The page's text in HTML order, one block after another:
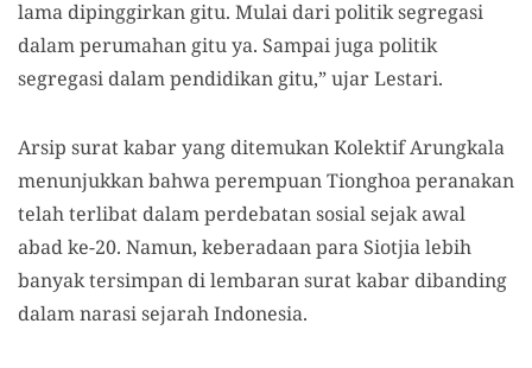
lama dipinggirkan gitu. Mulai dari politik segregasi
dalam perumahan gitu ya. Sampai juga politik
segregasi dalam pendidikan gitu,” ujar Lestari.
Arsip surat kabar yang ditemukan Kolektif Arungkala
menunjukkan bahwa perempuan Tionghoa peranakan
telah terlibat dalam perdebatan sosial sejak awal
abad ke-20. Namun, keberadaan para Siotjia lebih
banyak tersimpan di lembaran surat kabar dibanding
dalam narasi sejarah Indonesia.